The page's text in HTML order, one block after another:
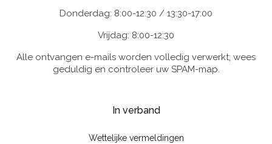
Donderdag: 8:00-12:30 / 13:30-17:00
Vrijdag: 8:00-12:30
Alle ontvangen e-mails worden volledig verwerkt; wees
geduldig en controleer uw SPAM-map.
In verband
Wettelijke vermeldingen